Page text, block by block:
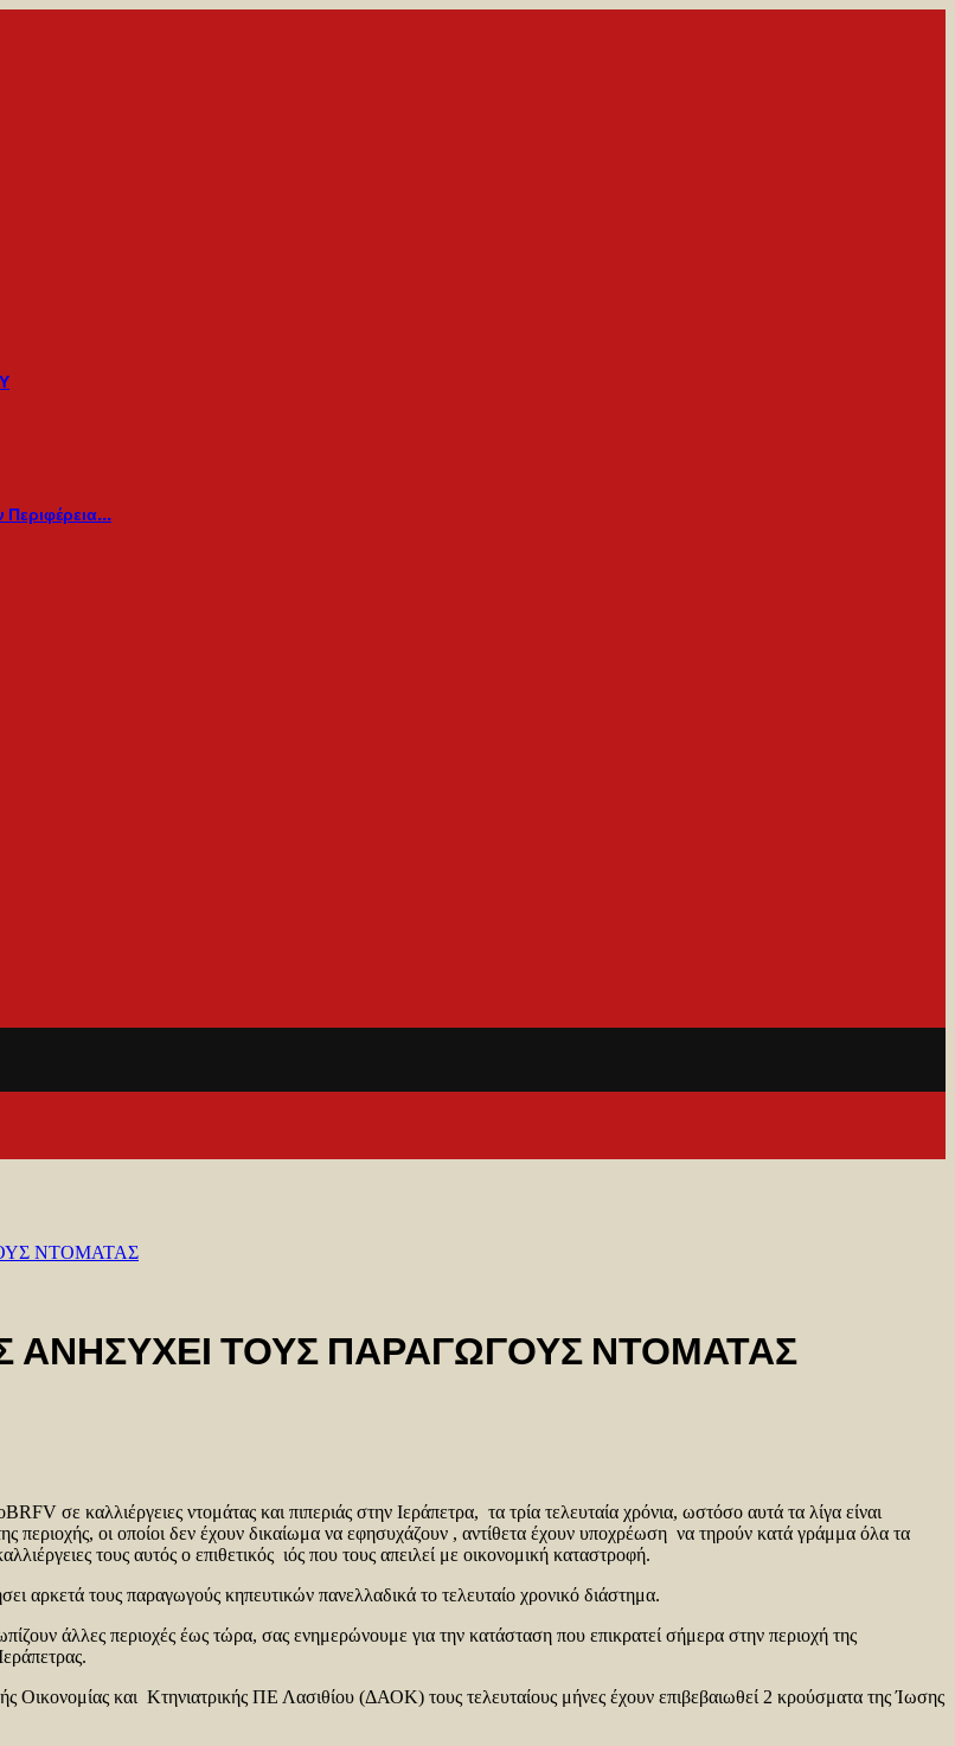
Περιφέρεια…
ΝΤΟΜΑΤΑΣ
ΑΝΗΣΥΧΕΙ ΤΟΥΣ ΠΑΡΑΓΩΓΟΥΣ ΝΤΟΜΑΤΑΣ
σε καλλιέργειες ντομάτας και πιπεριάς στην Ιεράπετρα, τα τρία τελευταία χρόνια, ωστόσο αυτά τα λίγα είναι
περιοχής, οι οποίοι δεν έχουν δικαίωμα να εφησυχάζουν , αντίθετα έχουν υποχρέωση να τηρούν κατά γράμμα όλα τα
τους αυτός ο επιθετικός ιός που τους απειλεί με οικονομική καταστροφή.
αρκετά τους παραγωγούς κηπευτικών πανελλαδικά το τελευταίο χρονικό διάστημα.
άλλες περιοχές έως τώρα, σας ενημερώνουμε για την κατάσταση που επικρατεί σήμερα στην περιοχή της
και Κτηνιατρικής ΠΕ Λασιθίου (ΔΑΟΚ) τους τελευταίους μήνες έχουν επιβεβαιωθεί 2 κρούσματα της Ίωσης